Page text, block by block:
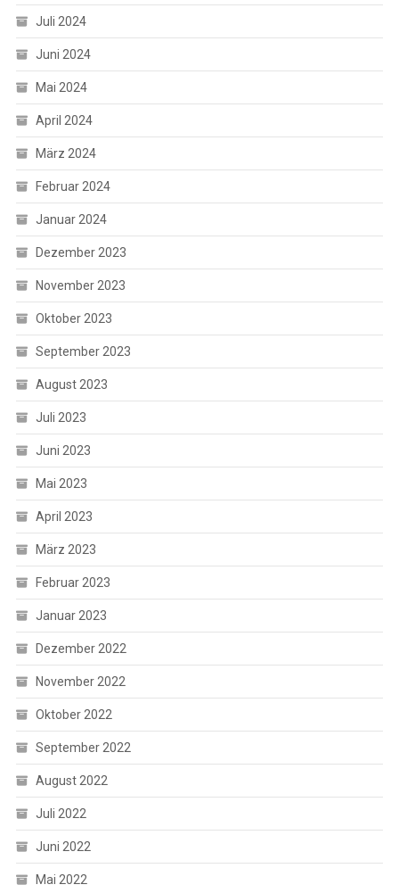
Juli 2024
Juni 2024
Mai 2024
April 2024
März 2024
Februar 2024
Januar 2024
Dezember 2023
November 2023
Oktober 2023
September 2023
August 2023
Juli 2023
Juni 2023
Mai 2023
April 2023
März 2023
Februar 2023
Januar 2023
Dezember 2022
November 2022
Oktober 2022
September 2022
August 2022
Juli 2022
Juni 2022
Mai 2022